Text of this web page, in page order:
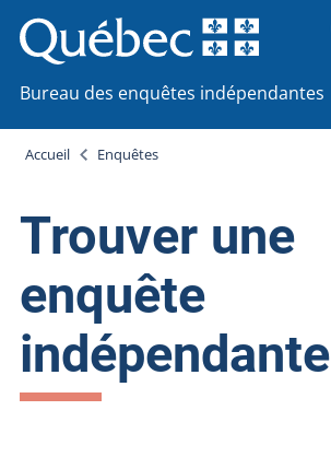
Bureau des enquêtes indépendantes
Accueil Enquêtes
Trouver une
enquête
indépendante